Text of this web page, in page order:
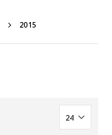
2015